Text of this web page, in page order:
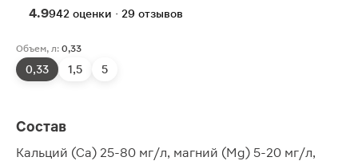
4.9942 оценки · 29 отзывов
Объем, л: 0,33
0,33 1,5 5
Состав
Кальций (Ca) 25-80 мг/л, магний (Mg) 5-20 мг/л,